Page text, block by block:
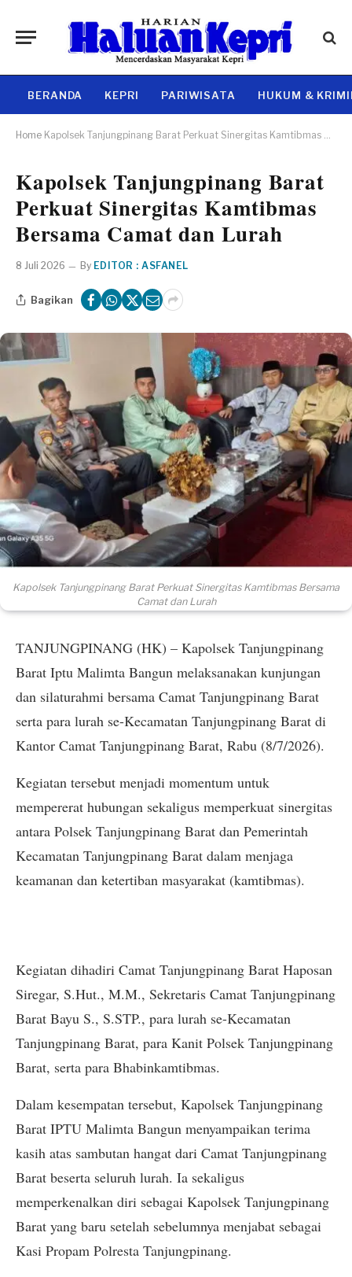
BERANDA KEPRI PARIWISATA HUKUM &
Home Kapolsek Tanjungpinang Barat Perkuat Sinergitas Kamtibmas Bersama Camat dan Lurah
Kapolsek Tanjungpinang Barat
Perkuat Sinergitas Kamtibmas
Bersama Camat dan Lurah
8 Juli 2026 By EDITOR : ASFANEL
Bagikan
Kapolsek Tanjungpinang Barat Perkuat Sinergitas Kamtibmas Bersama
Camat dan Lurah
TANJUNGPINANG (HK) – Kapolsek Tanjungpinang
Barat Iptu Malimta Bangun melaksanakan kunjungan
dan silaturahmi bersama Camat Tanjungpinang Barat
serta para lurah se-Kecamatan Tanjungpinang Barat di
Kantor Camat Tanjungpinang Barat, Rabu (8/7/2026).
Kegiatan tersebut menjadi momentum untuk
mempererat hubungan sekaligus memperkuat sinergitas
antara Polsek Tanjungpinang Barat dan Pemerintah
Kecamatan Tanjungpinang Barat dalam menjaga
keamanan dan ketertiban masyarakat (kamtibmas).
Kegiatan dihadiri Camat Tanjungpinang Barat Haposan
Siregar, S.Hut., M.M., Sekretaris Camat Tanjungpinang
Barat Bayu S., S.STP., para lurah se-Kecamatan
Tanjungpinang Barat, para Kanit Polsek Tanjungpinang
Barat, serta para Bhabinkamtibmas.
Dalam kesempatan tersebut, Kapolsek Tanjungpinang
Barat IPTU Malimta Bangun menyampaikan terima
kasih atas sambutan hangat dari Camat Tanjungpinang
Barat beserta seluruh lurah. Ia sekaligus
memperkenalkan diri sebagai Kapolsek Tanjungpinang
Barat yang baru setelah sebelumnya menjabat sebagai
Kasi Propam Polresta Tanjungpinang.